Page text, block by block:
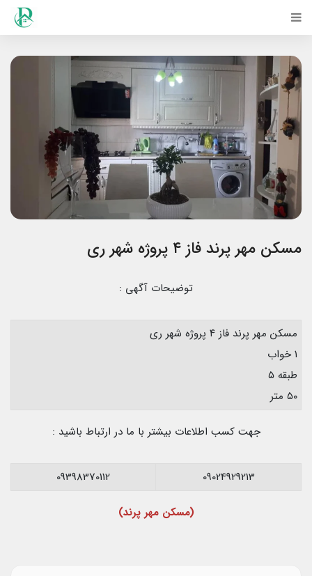
مسکن مهر پرند فاز ۴ پروژه شهر ری
توضیحات آگهی :
مسکن مهر پرند فاز ۴ پروژه شهر ری
۱ خواب
طبقه ۵
۵۰ متر
جهت کسب اطلاعات بیشتر با ما در ارتباط باشید :
09024929213
09398370112
(مسکن مهر پرند)